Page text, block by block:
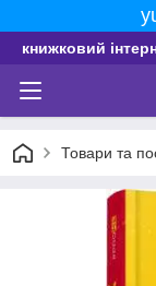
книжковий
Товари та